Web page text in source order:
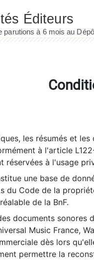
les résumés et
à l'article
réservées à l'usage
une base de
du Code de la
de la BnF.
documents sonores
Music France,
dès lors
permettre la